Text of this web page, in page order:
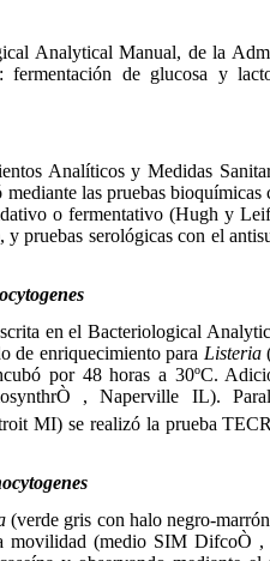
Analytical Manual, de la
fermentación de glucosa y
Analíticos y Medidas
las pruebas
o fermentativo (Hugh y
serológicas con el
en el Bacteriological
de enriquecimiento para Listeria
por 48 horas a 30ºC.
, Naperville IL).
MI) se realizó la prueba
(verde gris con halo negro-
movilidad (medio SIM DifcoÒ